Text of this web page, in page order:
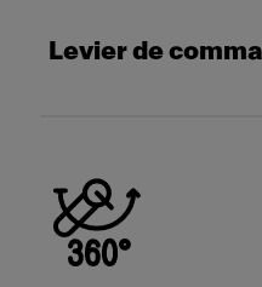
Levier de